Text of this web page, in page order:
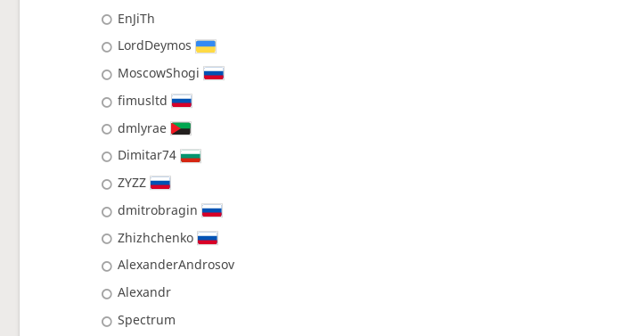
EnJiTh
LordDeymos
MoscowShogi
fimusltd
dmlyrae
Dimitar74
ZYZZ
dmitrobragin
Zhizhchenko
AlexanderAndrosov
Alexandr
Spectrum